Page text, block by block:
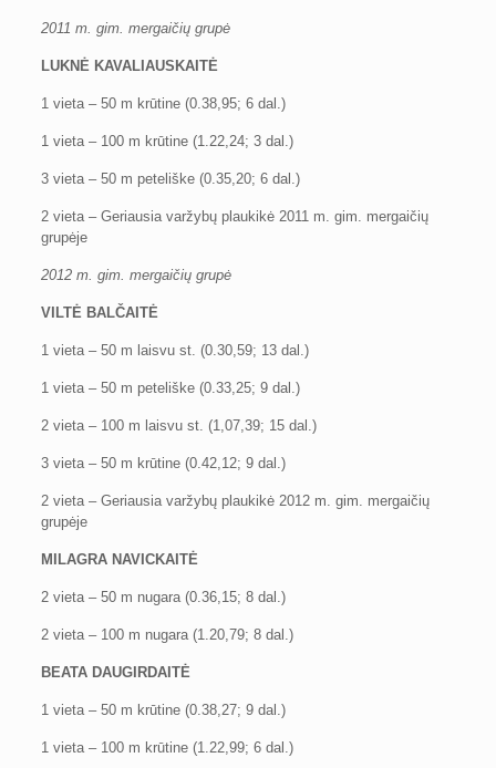
2011 m. gim. mergaičių grupė
LUKNĖ KAVALIAUSKAITĖ
1 vieta – 50 m krūtine (0.38,95; 6 dal.)
1 vieta – 100 m krūtine (1.22,24; 3 dal.)
3 vieta – 50 m peteliške (0.35,20; 6 dal.)
2 vieta – Geriausia varžybų plaukikė 2011 m. gim. mergaičių
grupėje
2012 m. gim. mergaičių grupė
VILTĖ BALČAITĖ
1 vieta – 50 m laisvu st. (0.30,59; 13 dal.)
1 vieta – 50 m peteliške (0.33,25; 9 dal.)
2 vieta – 100 m laisvu st. (1,07,39; 15 dal.)
3 vieta – 50 m krūtine (0.42,12; 9 dal.)
2 vieta – Geriausia varžybų plaukikė 2012 m. gim. mergaičių
grupėje
MILAGRA NAVICKAITĖ
2 vieta – 50 m nugara (0.36,15; 8 dal.)
2 vieta – 100 m nugara (1.20,79; 8 dal.)
BEATA DAUGIRDAITĖ
1 vieta – 50 m krūtine (0.38,27; 9 dal.)
1 vieta – 100 m krūtine (1.22,99; 6 dal.)